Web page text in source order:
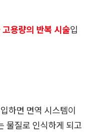
용량의 반복 시술입
하면 면역 시스템이
물질로 인식하게 되고